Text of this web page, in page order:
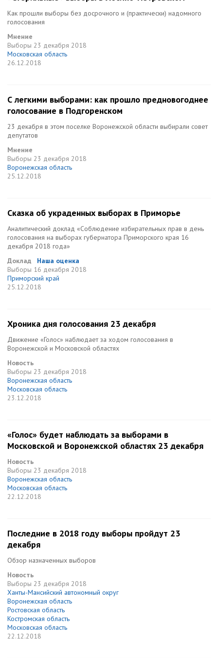
Как прошли выборы без досрочного и (практически) надомного
голосования
Мнение
Выборы 23 декабря 2018
Московская область
26.12.2018
С легкими выборами: как прошло предновогоднее
голосование в Подгоренском
23 декабря в этом поселке Воронежской области выбирали совет
депутатов
Мнение
Выборы 23 декабря 2018
Воронежская область
25.12.2018
Сказка об украденных выборах в Приморье
Аналитический доклад «Соблюдение избирательных прав в день
голосования на выборах губернатора Приморского края 16
декабря 2018 года»
Доклад
Наша оценка
Выборы 16 декабря 2018
Приморский край
25.12.2018
Хроника дня голосования 23 декабря
Движение «Голос» наблюдает за ходом голосования в
Воронежской и Московской областях
Новость
Выборы 23 декабря 2018
Воронежская область
Московская область
23.12.2018
«Голос» будет наблюдать за выборами в
Московской и Воронежской областях 23 декабря
Новость
Выборы 23 декабря 2018
Воронежская область
Московская область
22.12.2018
Последние в 2018 году выборы пройдут 23
декабря
Обзор назначенных выборов
Новость
Выборы 23 декабря 2018
Ханты-Мансийский автономный округ
Воронежская область
Ростовская область
Костромская область
Московская область
22.12.2018